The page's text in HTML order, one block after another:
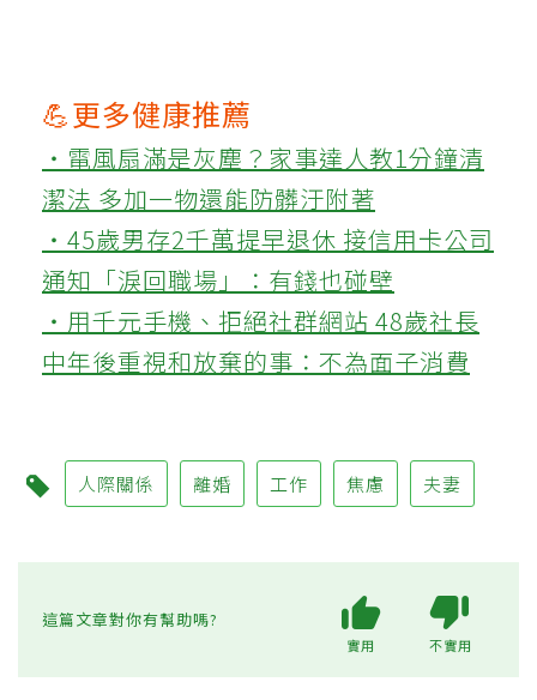
💪更多健康推薦
‧電風扇滿是灰塵？家事達人教1分鐘清
潔法 多加一物還能防髒汙附著
‧45歲男存2千萬提早退休 接信用卡公司
通知「淚回職場」：有錢也碰壁
‧用千元手機、拒絕社群網站 48歲社長
中年後重視和放棄的事：不為面子消費
人際關係 離婚 工作 焦慮 夫妻
這篇文章對你有幫助嗎?
實用 不實用